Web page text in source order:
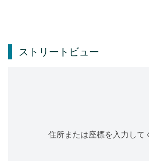
ストリートビュー
住所または座標を入力して